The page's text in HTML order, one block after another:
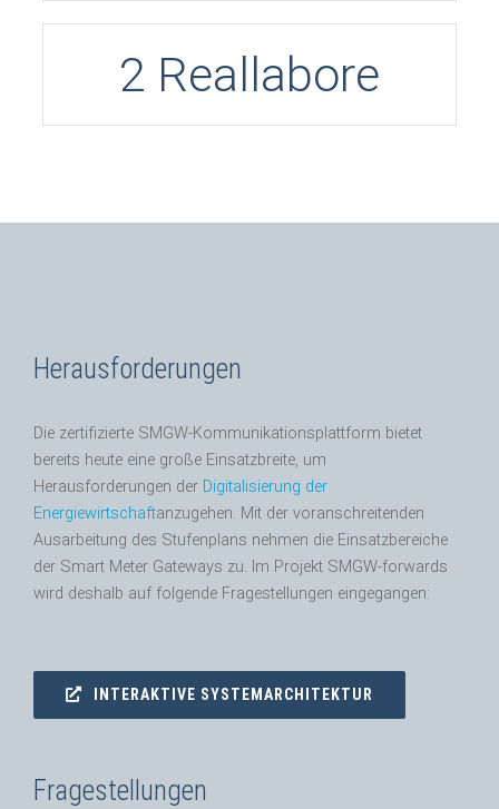
2 Reallabore
Herausforderungen
Die zertifizierte SMGW-Kommunikationsplattform bietet
bereits heute eine große Einsatzbreite, um
Herausforderungen der Digitalisierung der
Energiewirtschaftanzugehen. Mit der voranschreitenden
Ausarbeitung des Stufenplans nehmen die Einsatzbereiche
der Smart Meter Gateways zu. Im Projekt SMGW-forwards
wird deshalb auf folgende Fragestellungen eingegangen:
INTERAKTIVE SYSTEMARCHITEKTUR
Fragestellungen